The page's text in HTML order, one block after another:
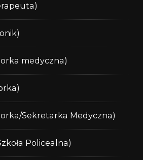
medyczna)
Sekretarka Medyczna)
Policealna)